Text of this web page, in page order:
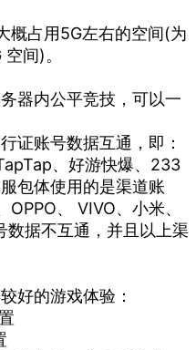
概占用5G左右的空间(为
间)。
器内公平竞技，可以一
证账号数据互通，即：
、好游快爆、233
包体使用的是渠道账
、 VIVO、小米、
据不互通，并且以上渠
好的游戏体验：